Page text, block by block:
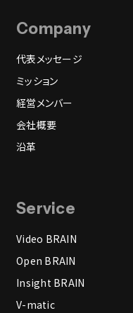
Company
代表メッセージ
ミッション
経営メンバー
会社概要
沿革
Service
Video BRAIN
Open BRAIN
Insight BRAIN
V-matic